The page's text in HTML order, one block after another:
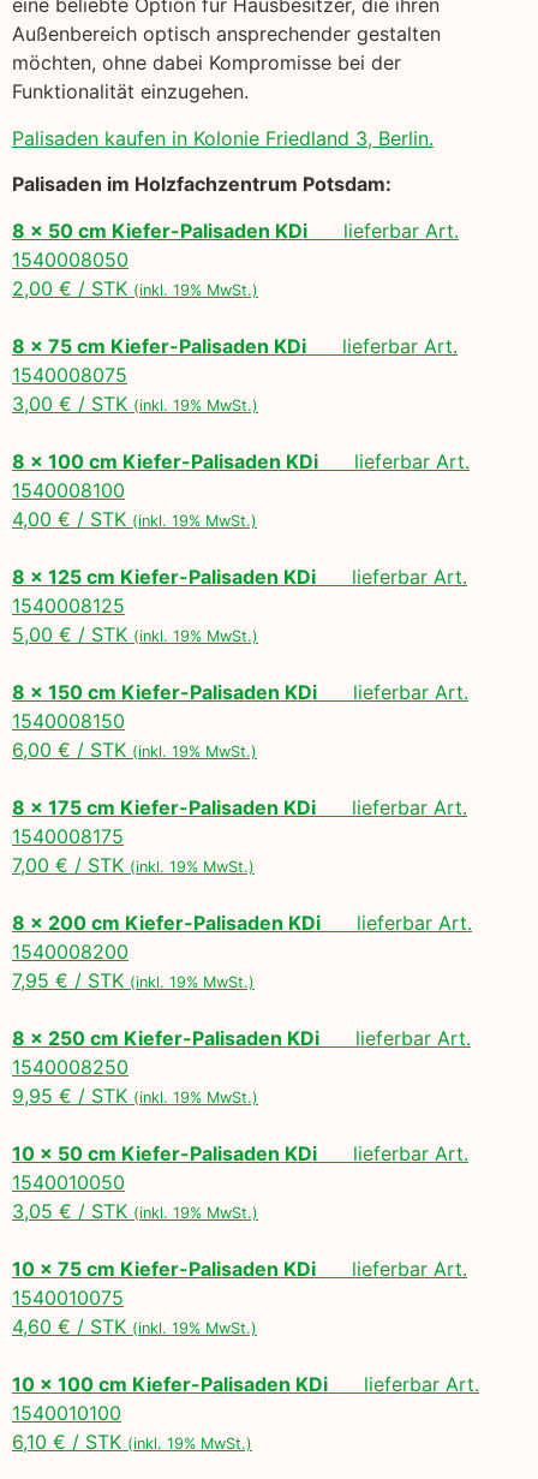
eine beliebte Option für Hausbesitzer, die ihren
Außenbereich optisch ansprechender gestalten
möchten, ohne dabei Kompromisse bei der
Funktionalität einzugehen.
Palisaden kaufen in Kolonie Friedland 3, Berlin.
Palisaden im Holzfachzentrum Potsdam:
8 x 50 cm Kiefer-Palisaden KDi lieferbar Art.
1540008050
2,00 € / STK (inkl. 19% MwSt.)
8 x 75 cm Kiefer-Palisaden KDi lieferbar Art.
1540008075
3,00 € / STK (inkl. 19% MwSt.)
8 x 100 cm Kiefer-Palisaden KDi lieferbar Art.
1540008100
4,00 € / STK (inkl. 19% MwSt.)
8 x 125 cm Kiefer-Palisaden KDi lieferbar Art.
1540008125
5,00 € / STK (inkl. 19% MwSt.)
8 x 150 cm Kiefer-Palisaden KDi lieferbar Art.
1540008150
6,00 € / STK (inkl. 19% MwSt.)
8 x 175 cm Kiefer-Palisaden KDi lieferbar Art.
1540008175
7,00 € / STK (inkl. 19% MwSt.)
8 x 200 cm Kiefer-Palisaden KDi lieferbar Art.
1540008200
7,95 € / STK (inkl. 19% MwSt.)
8 x 250 cm Kiefer-Palisaden KDi lieferbar Art.
1540008250
9,95 € / STK (inkl. 19% MwSt.)
10 x 50 cm Kiefer-Palisaden KDi lieferbar Art.
1540010050
3,05 € / STK (inkl. 19% MwSt.)
10 x 75 cm Kiefer-Palisaden KDi lieferbar Art.
1540010075
4,60 € / STK (inkl. 19% MwSt.)
10 x 100 cm Kiefer-Palisaden KDi lieferbar Art.
1540010100
6,10 € / STK (inkl. 19% MwSt.)